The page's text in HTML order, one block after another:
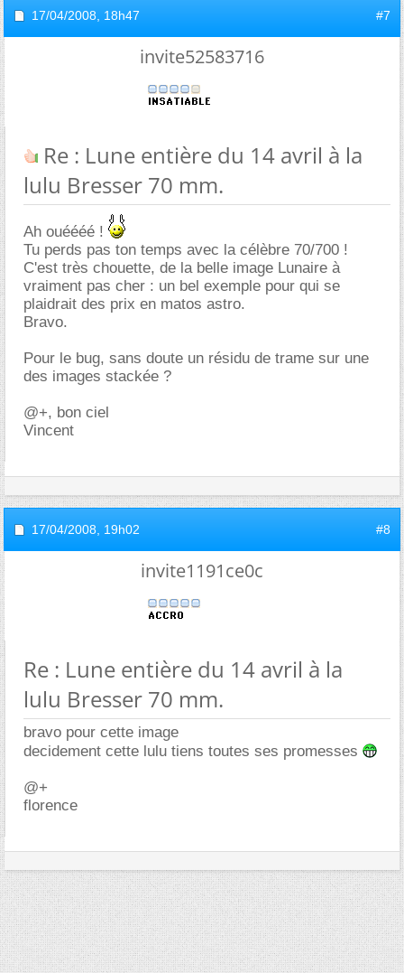
17/04/2008, 18h47 #7
invite52583716
Re : Lune entière du 14 avril à la
lulu Bresser 70 mm.
Ah ouéééé !
Tu perds pas ton temps avec la célèbre 70/700 !
C'est très chouette, de la belle image Lunaire à
vraiment pas cher : un bel exemple pour qui se
plaidrait des prix en matos astro.
Bravo.
Pour le bug, sans doute un résidu de trame sur une
des images stackée ?
@+, bon ciel
Vincent
17/04/2008, 19h02 #8
invite1191ce0c
Re : Lune entière du 14 avril à la
lulu Bresser 70 mm.
bravo pour cette image
decidement cette lulu tiens toutes ses promesses
@+
florence